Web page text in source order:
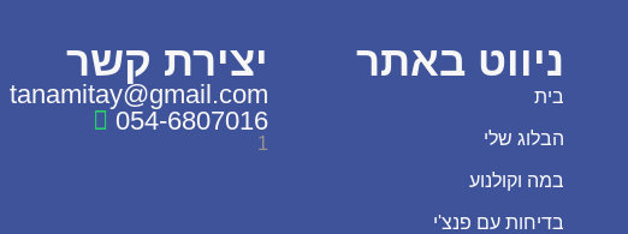
ניווט באתר
בית
הבלוג שלי
במה וקולנוע
בדיחות עם פנצ'י
יצירת קשר
tanamitay@gmail.com
054-6807016
1